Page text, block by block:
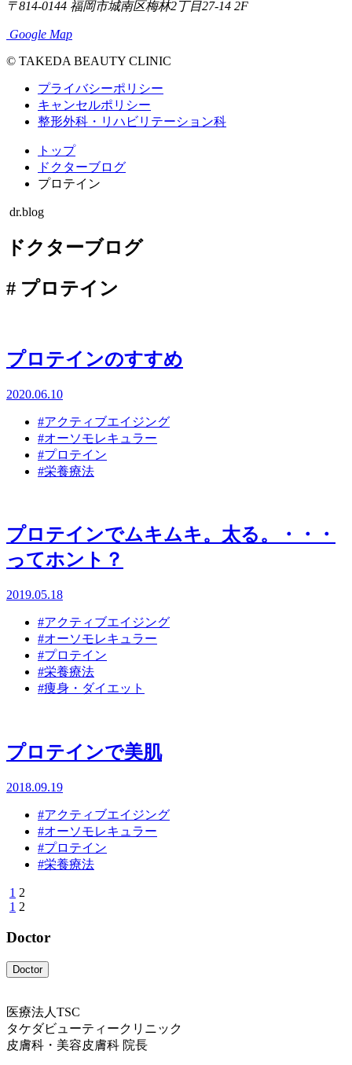
〒814-0144 福岡市城南区梅林2丁目27-14 2F
Google Map
© TAKEDA BEAUTY CLINIC
プライバシーポリシー
キャンセルポリシー
整形外科・リハビリテーション科
トップ
ドクターブログ
プロテイン
dr.blog
ドクターブログ
# プロテイン
プロテインのすすめ
2020.06.10
#アクティブエイジング
#オーソモレキュラー
#プロテイン
#栄養療法
プロテインでムキムキ。太る。・・・
ってホント？
2019.05.18
#アクティブエイジング
#オーソモレキュラー
#プロテイン
#栄養療法
#痩身・ダイエット
プロテインで美肌
2018.09.19
#アクティブエイジング
#オーソモレキュラー
#プロテイン
#栄養療法
1 2
1 2
Doctor
Doctor
医療法人TSC
タケダビューティークリニック
皮膚科・美容皮膚科 院長